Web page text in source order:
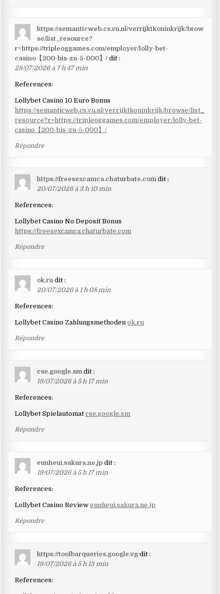
https://semanticweb.cs.vu.nl/verrijktkoninkrijk/brow
se/list_resource?
r=https://tripleoggames.com/employer/lolly-bet-
casino【200-bis-zu-5-000】/ dit :
28/07/2026 à 7 h 47 min
References:
Lollybet Casino 10 Euro Bonus
https://semanticweb.cs.vu.nl/verrijktkoninkrijk/browse/list_
resource?r=https://tripleoggames.com/employer/lolly-bet-
casino【200-bis-zu-5-000】/
Répondre
https://freesexcamca.chaturbate.com dit :
20/07/2026 à 3 h 10 min
References:
Lollybet Casino No Deposit Bonus
https://freesexcamca.chaturbate.com
Répondre
ok.ru dit :
20/07/2026 à 1 h 08 min
References:
Lollybet Casino Zahlungsmethodenok.ru
Répondre
cse.google.sm dit :
19/07/2026 à 5 h 17 min
References:
Lollybet Spielautomatcse.google.sm
Répondre
eunheui.sakura.ne.jp dit :
19/07/2026 à 5 h 17 min
References:
Lollybet Casino Revieweunheui.sakura.ne.jp
Répondre
https://toolbarqueries.google.vg dit :
19/07/2026 à 5 h 13 min
References: